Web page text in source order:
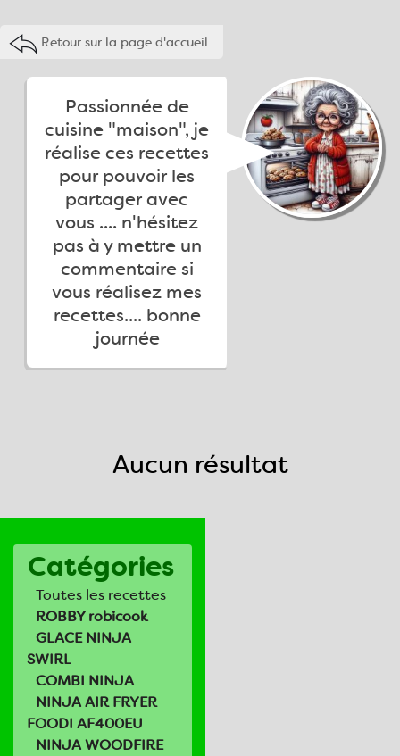
Catégories
Toutes les recettes
ROBBY robicook
GLACE NINJA
SWIRL
COMBI NINJA
NINJA AIR FRYER
FOODI AF400EU
NINJA WOODFIRE
Retour sur la page d'accueil
Passionnée de
cuisine "maison", je
réalise ces recettes
pour pouvoir les
partager avec
vous .... n'hésitez
pas à y mettre un
commentaire si
vous réalisez mes
recettes.... bonne
journée
Aucun résultat